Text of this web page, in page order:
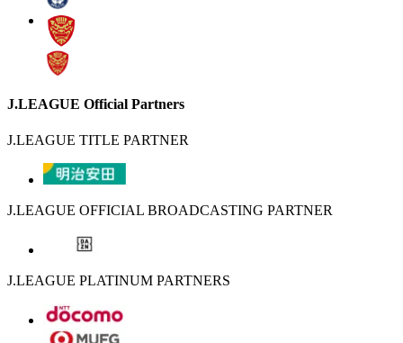
J.LEAGUE Official Partners
J.LEAGUE TITLE PARTNER
J.LEAGUE OFFICIAL BROADCASTING PARTNER
J.LEAGUE PLATINUM PARTNERS